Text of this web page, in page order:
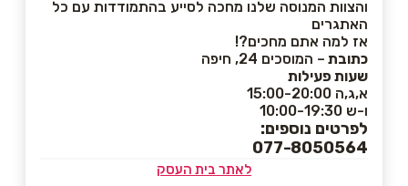
והצוות המנוסה שלנו מחכה לסייע בהתמודדות עם כל
האתגרים
אז למה אתם מחכים?!
כתובת – המוסכים 24, חיפה
שעות פעילות
א,ג,ה 15:00-20:00
ו-ש 10:00-19:30
לפרטים נוספים:
077-8050564
לאתר בית העסק